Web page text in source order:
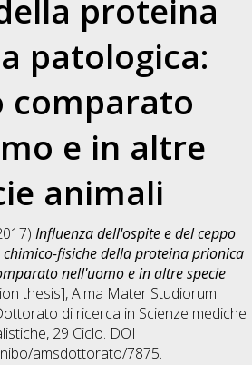
proteina
patologica:
comparato
e in altre
animali
Influenza dell'ospite e del ceppo
fisiche della proteina prionica
nell'uomo e in altre specie
thesis], Alma Mater Studiorum
di ricerca in Scienze mediche
, 29 Ciclo. DOI
amsdottorato/7875.